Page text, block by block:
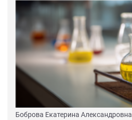
Боброва Екатерина Александровна